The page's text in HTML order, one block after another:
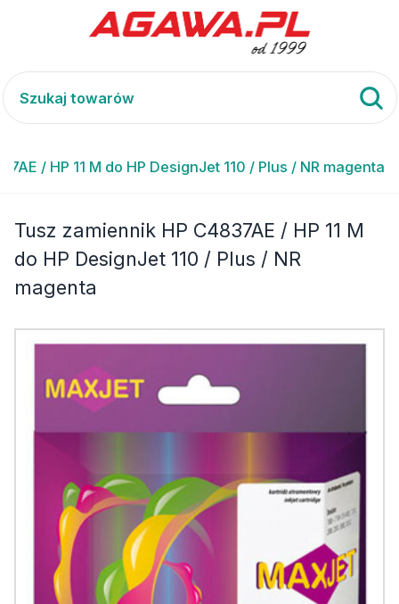
/ HP 11 M do HP DesignJet 110 / Plus / NR magenta
Tusz zamiennik HP C4837AE / HP 11 M
do HP DesignJet 110 / Plus / NR
magenta